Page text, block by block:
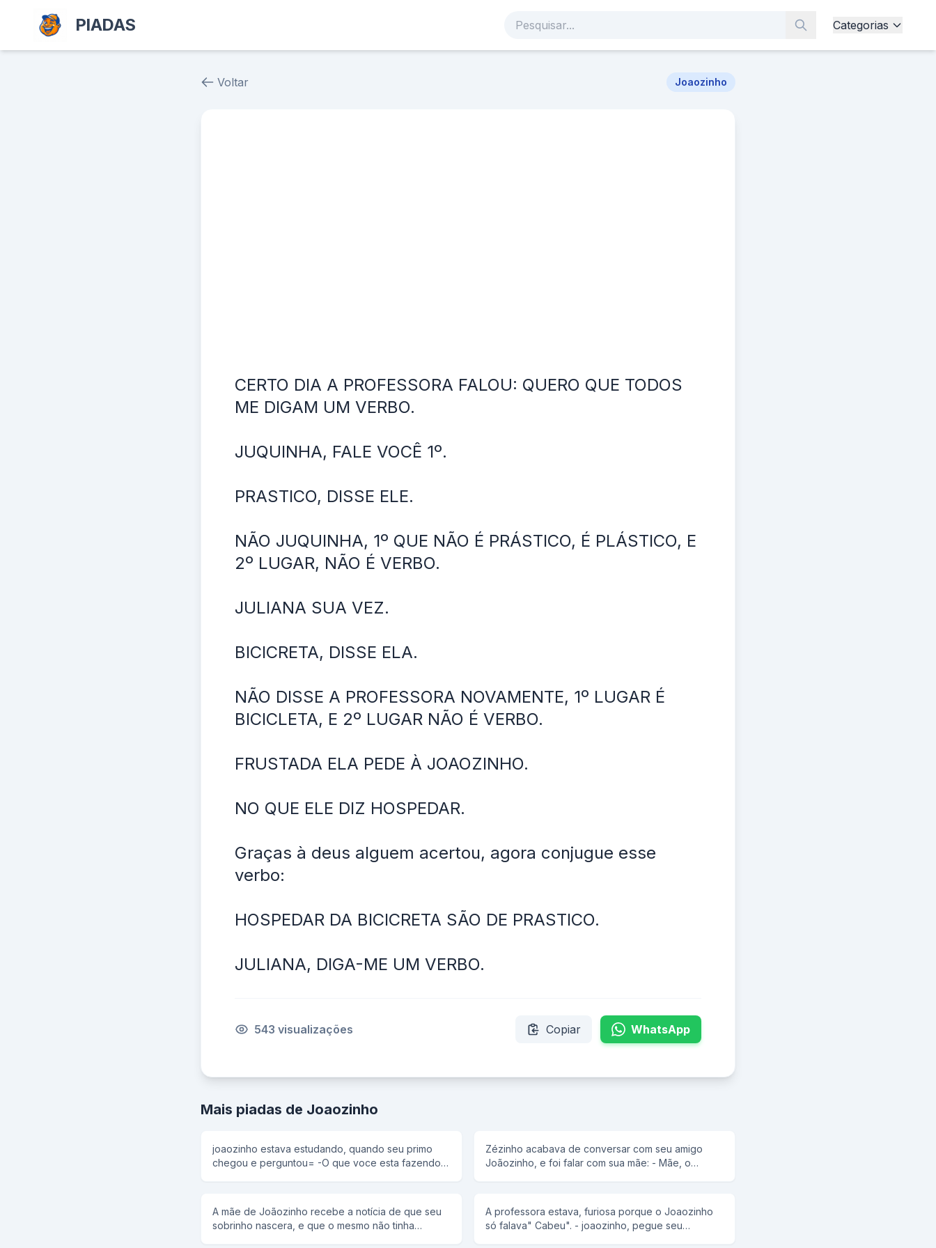
PIADAS Categorias
Voltar Joaozinho
CERTO DIA A PROFESSORA FALOU: QUERO QUE TODOS
ME DIGAM UM VERBO.
JUQUINHA, FALE VOCÊ 1º.
PRASTICO, DISSE ELE.
NÃO JUQUINHA, 1º QUE NÃO É PRÁSTICO, É PLÁSTICO, E
2º LUGAR, NÃO É VERBO.
JULIANA SUA VEZ.
BICICRETA, DISSE ELA.
NÃO DISSE A PROFESSORA NOVAMENTE, 1º LUGAR É
BICICLETA, E 2º LUGAR NÃO É VERBO.
FRUSTADA ELA PEDE À JOAOZINHO.
NO QUE ELE DIZ HOSPEDAR.
Graças à deus alguem acertou, agora conjugue esse
verbo:
HOSPEDAR DA BICICRETA SÃO DE PRASTICO.
JULIANA, DIGA-ME UM VERBO.
543 visualizações Copiar WhatsApp
Mais piadas de Joaozinho
joaozinho estava estudando, quando seu primo
chegou e perguntou= -O que voce esta fazendo
Zézinho acabava de conversar com seu amigo
Joãozinho, e foi falar com sua mãe: - Mãe, o
A mãe de Joãozinho recebe a notícia de que seu
sobrinho nascera, e que o mesmo não tinha
A professora estava, furiosa porque o Joaozinho
só falava" Cabeu". - joaozinho, pegue seu